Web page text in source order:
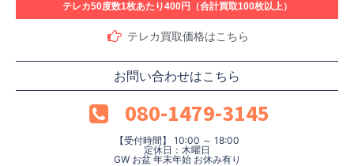
テレカ50度数1枚あたり400円（合計買取100枚以上）
テレカ買取価格はこちら
お問い合わせはこちら
080-1479-3145
【受付時間】 10:00 ～ 18:00
定休日：木曜日
GW お盆 年末年始 お休み有り